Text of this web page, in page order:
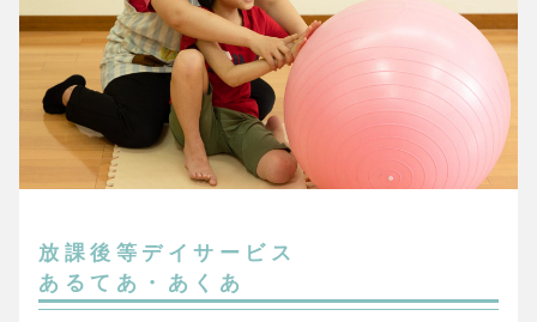
放課後等デイサービス
あるてあ・あくあ